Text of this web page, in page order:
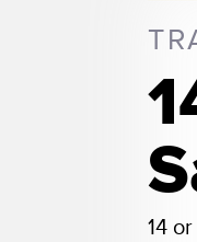
14